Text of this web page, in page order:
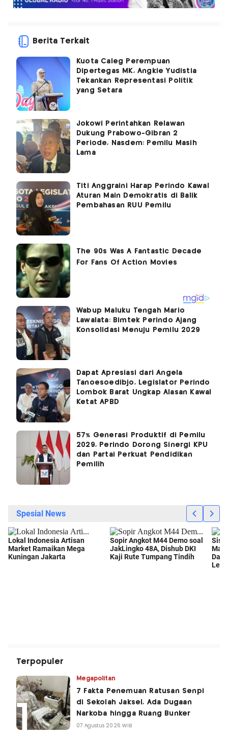
Berita Terkait
Kuota Caleg Perempuan
Dipertegas MK, Angkie Yudistia
Tekankan Representasi Politik
yang Setara
Jokowi Perintahkan Relawan
Dukung Prabowo-Gibran 2
Periode, Nasdem: Pemilu Masih
Lama
Titi Anggraini Harap Perindo Kawal
Aturan Main Demokratis di Balik
Pembahasan RUU Pemilu
Wabup Maluku Tengah Mario
Lawalata: Bimtek Perindo Ajang
Konsolidasi Menuju Pemilu 2029
Dapat Apresiasi dari Angela
Tanoesoedibjo, Legislator Perindo
Lombok Barat Ungkap Alasan Kawal
Ketat APBD
57% Generasi Produktif di Pemilu
2029, Perindo Dorong Sinergi KPU
dan Partai Perkuat Pendidikan
Pemilih
Terpopuler
Megapolitan
7 Fakta Penemuan Ratusan Senpi
di Sekolah Jaksel, Ada Dugaan
Narkoba hingga Ruang Bunker
07 Agustus 2026 WIB